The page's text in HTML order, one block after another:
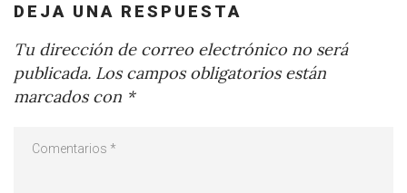
DEJA UNA RESPUESTA
Tu dirección de correo electrónico no será
publicada. Los campos obligatorios están
marcados con *